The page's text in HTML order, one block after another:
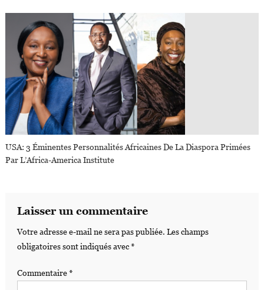
USA: 3 Éminentes Personnalités Africaines De La Diaspora Primées
Par L’Africa-America Institute
Laisser un commentaire
Votre adresse e-mail ne sera pas publiée. Les champs
obligatoires sont indiqués avec*
Commentaire*